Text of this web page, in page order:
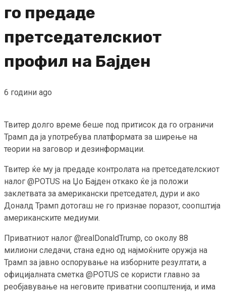
го предаде
претседателскиот
профил на Бајден
6 години ago
Твитер долго време беше под притисок да го ограничи
Трамп да ја употребува платформата за ширење на
теории на заговор и дезинформации.
Твитер ќе му ја предаде контролата на претседателскиот
налог @POTUS на Џо Бајден откако ќе ја положи
заклетвата за американски претседател, дури и ако
Доналд Трамп дотогаш не го признае поразот, соопштија
американските медиуми.
Приватниот налог @realDonaldTrump, со околу 88
милиони следачи, стана едно од најмоќните оружја на
Трамп за јавно оспорување на изборните резултати, а
официјалната сметка @POTUS се користи главно за
реобјавување на неговите приватни соопштенија, и има